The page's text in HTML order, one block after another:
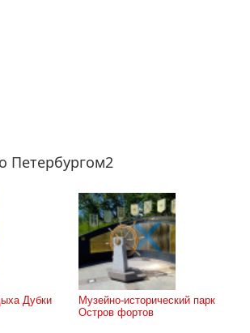
Петербургом2
Дубки
Музейно-исторический парк
Остров фортов